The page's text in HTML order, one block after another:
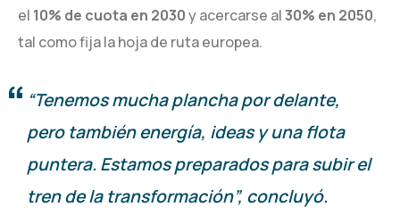
el 10% de cuota en 2030y acercarse al30% en 2050,
tal como fija la hoja de ruta europea.
“Tenemos mucha plancha por delante,
pero también energía, ideas y una flota
puntera. Estamos preparados para subir el
tren de la transformación”, concluyó.